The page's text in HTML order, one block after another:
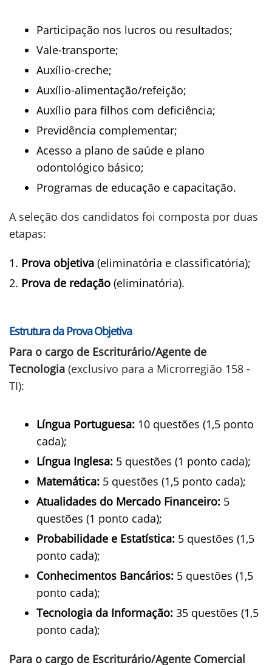
Participação nos lucros ou resultados;
Vale-transporte;
Auxílio-creche;
Auxílio-alimentação/refeição;
Auxílio para filhos com deficiência;
Previdência complementar;
Acesso a plano de saúde e plano
odontológico básico;
Programas de educação e capacitação.
A seleção dos candidatos foi composta por duas
etapas:
Prova objetiva (eliminatória e classificatória);
Prova de redação (eliminatória).
Estrutura da Prova Objetiva
Para o cargo de Escriturário/Agente de
Tecnologia (exclusivo para a Microrregião 158 -
TI):
Língua Portuguesa: 10 questões (1,5 ponto
cada);
Língua Inglesa: 5 questões (1 ponto cada);
Matemática: 5 questões (1,5 ponto cada);
Atualidades do Mercado Financeiro: 5
questões (1 ponto cada);
Probabilidade e Estatística: 5 questões (1,5
ponto cada);
Conhecimentos Bancários: 5 questões (1,5
ponto cada);
Tecnologia da Informação: 35 questões (1,5
ponto cada);
Para o cargo de Escriturário/Agente Comercial